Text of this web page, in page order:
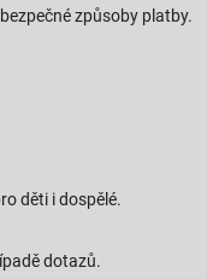
způsoby platby.
děti i dospělé.
dotazů.